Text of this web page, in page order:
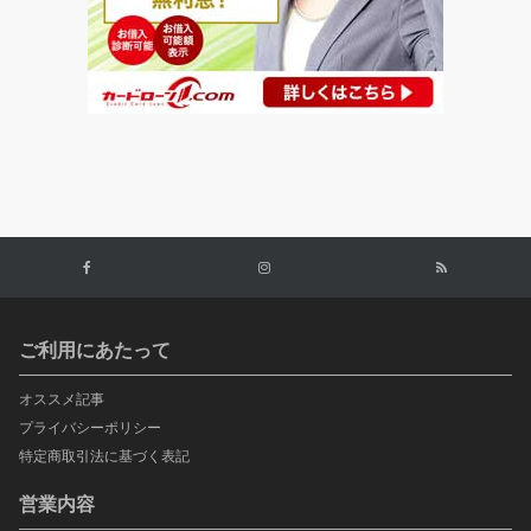
ご利用にあたって
オススメ記事
プライバシーポリシー
特定商取引法に基づく表記
営業内容